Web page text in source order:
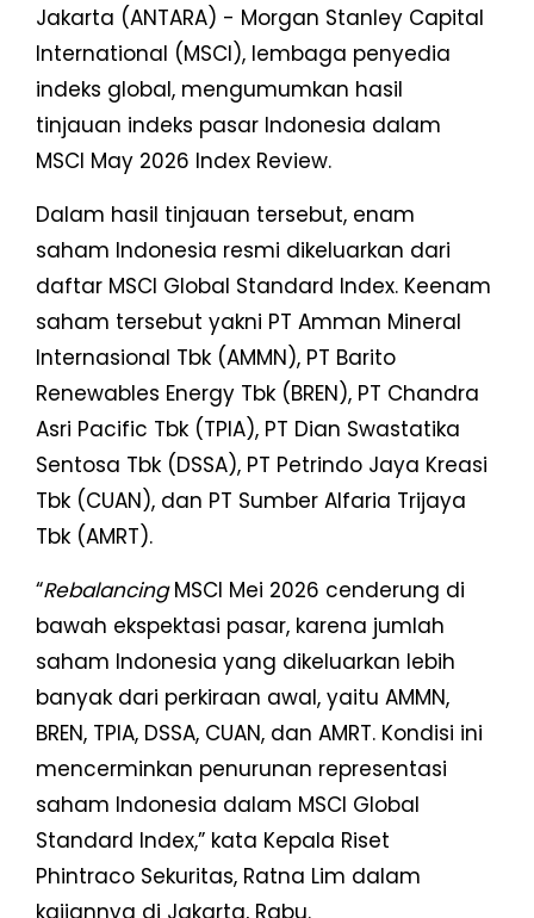
Jakarta (ANTARA) - Morgan Stanley Capital
International (MSCI), lembaga penyedia
indeks global, mengumumkan hasil
tinjauan indeks pasar Indonesia dalam
MSCI May 2026 Index Review.
Dalam hasil tinjauan tersebut, enam
saham Indonesia resmi dikeluarkan dari
daftar MSCI Global Standard Index. Keenam
saham tersebut yakni PT Amman Mineral
Internasional Tbk (AMMN), PT Barito
Renewables Energy Tbk (BREN), PT Chandra
Asri Pacific Tbk (TPIA), PT Dian Swastatika
Sentosa Tbk (DSSA), PT Petrindo Jaya Kreasi
Tbk (CUAN), dan PT Sumber Alfaria Trijaya
Tbk (AMRT).
“RebalancingMSCI Mei 2026 cenderung di
bawah ekspektasi pasar, karena jumlah
saham Indonesia yang dikeluarkan lebih
banyak dari perkiraan awal, yaitu AMMN,
BREN, TPIA, DSSA, CUAN, dan AMRT. Kondisi ini
mencerminkan penurunan representasi
saham Indonesia dalam MSCI Global
Standard Index,” kata Kepala Riset
Phintraco Sekuritas, Ratna Lim dalam
kajiannya di Jakarta, Rabu.